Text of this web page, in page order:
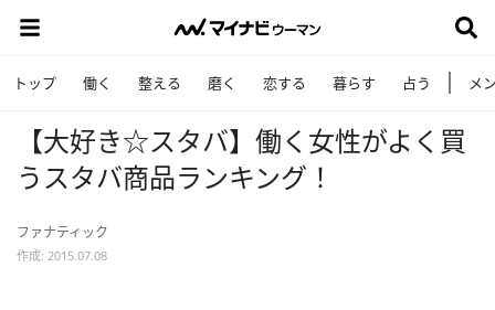
トップ 働く 整える 磨く 恋する 暮らす 占う メ
【大好き☆スタバ】働く女性がよく買
うスタバ商品ランキング！
ファナティック
作成: 2015.07.08